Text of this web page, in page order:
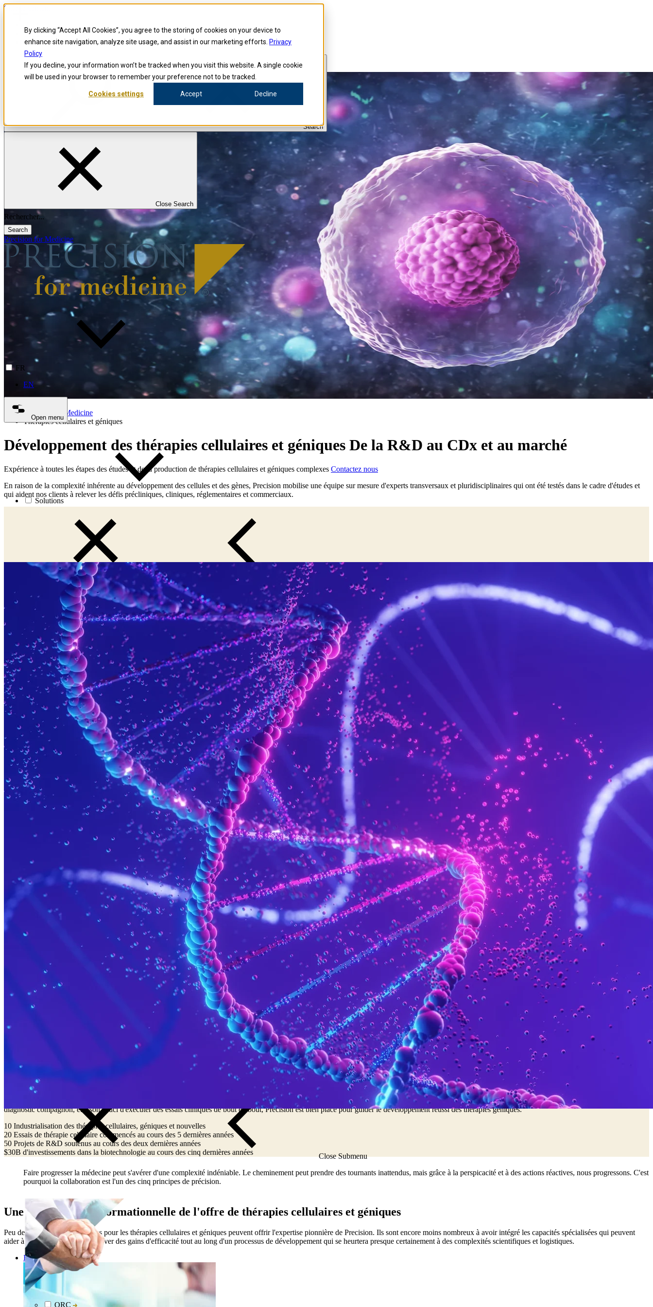
By clicking “Accept All Cookies”, you agree to the storing of cookies on your device to
enhance site navigation, analyze site usage, and assist in our marketing efforts. Privacy
Policy
If you decline, your information won’t be tracked when you visit this website. A single cookie
will be used in your browser to remember your preference not to be tracked.
Cookies settings Accept Decline
Skip to content
Enquêteurs
Carrières
Search
Close Search
Search
Precision for Medicine
FR
EN
Open menu
Solutions
Close Submenu
Nos clients œuvrent pour améliorer la vie des patients partout dans le monde. Notre mission est de soutenir et de faire progresser ce travail. C'est pourquoi le service client est l'un de nos cinq principes de
Développement préclinique
Développement de la première phase
Développement en phase avancée
Solutions IVD et CDx
Intelligence des données
Thérapies cellulaires et géniques
Commercialisation
Échantillons biologiques
Close Submenu
Consultation réglementaire IVD et CDx
Développement CDx
Services CDx de thérapie génique
Close Submenu
Intelligence de précision à 360°
Renseignements sur les agents
Intelligence des biomarqueurs
Services et capacités
Close Submenu
Faire progresser la médecine peut s'avérer d'une complexité indéniable. Le cheminement peut prendre des tournants inattendus, mais grâce à la perspicacité et à des actions réactives, nous progressons. C'est
pourquoi la collaboration est l'un des cinq principes de précision.
ORC
Precision for Medicine
Thérapies cellulaires et géniques
Développement des thérapies cellulaires et géniques De la R&D au CDx et au marché
Expérience à toutes les étapes des études et de la production de thérapies cellulaires et géniques complexes Contactez nous
En raison de la complexité inhérente au développement des cellules et des gènes, Precision mobilise une équipe sur mesure d'experts transversaux et pluridisciplinaires qui ont été testés dans le cadre d'études et
qui aident nos clients à relever les défis précliniques, cliniques, réglementaires et commerciaux.
Favoriser les innovations en matière de thérapie cellulaire et génique
Notre expérience dans le développement de plusieurs types de thérapies cellulaires nous permet de développer des solutions sur mesure pour chaque type de cellule thérapeutique, y compris les cellules CAR-T,
les cellules souches et les lymphocytes infiltrant les tumeurs. Grâce à son leadership en matière d'immunogénicité des thérapies géniques, à une équipe réglementaire qui coordonne la stratégie thérapeutique et de
diagnostic compagnon, et à son souci d'exécuter des essais cliniques de bout en bout, Precision est bien placé pour guider le développement réussi des thérapies géniques.
10 Industrialisation des thérapies cellulaires, géniques et nouvelles
20 Essais de thérapie cellulaire commencés au cours des 5 dernières années
50 Projets de R&D soutenus au cours des deux dernières années
30
d'investissements dans la biotechnologie au cours des cinq dernières années
Une approche transformationnelle de l'offre de thérapies cellulaires et géniques
Peu de fournisseurs de solutions pour les thérapies cellulaires et géniques peuvent offrir l'expertise pionnière de Precision. Ils sont encore moins nombreux à avoir intégré les capacités spécialisées qui peuvent
aider à réduire les délais et à trouver des gains d'efficacité tout au long d'un processus de développement qui se heurtera presque certainement à des complexités scientifiques et logistiques.
Explorer